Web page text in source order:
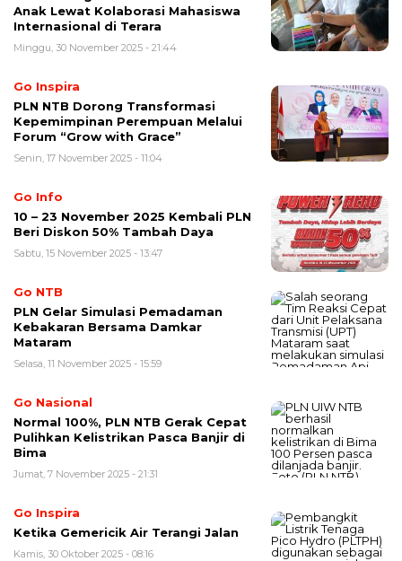
Anak Lewat Kolaborasi Mahasiswa
Internasional di Terara
Minggu, 30 November 2025 - 21:44
Go Inspira
PLN NTB Dorong Transformasi
Kepemimpinan Perempuan Melalui
Forum “Grow with Grace”
Senin, 17 November 2025 - 11:04
Go Info
10 – 23 November 2025 Kembali PLN
Beri Diskon 50% Tambah Daya
Sabtu, 15 November 2025 - 13:47
Go NTB
PLN Gelar Simulasi Pemadaman
Kebakaran Bersama Damkar
Mataram
Selasa, 11 November 2025 - 15:59
Go Nasional
Normal 100%, PLN NTB Gerak Cepat
Pulihkan Kelistrikan Pasca Banjir di
Bima
Jumat, 7 November 2025 - 21:31
Go Inspira
Ketika Gemericik Air Terangi Jalan
Kamis, 30 Oktober 2025 - 08:16